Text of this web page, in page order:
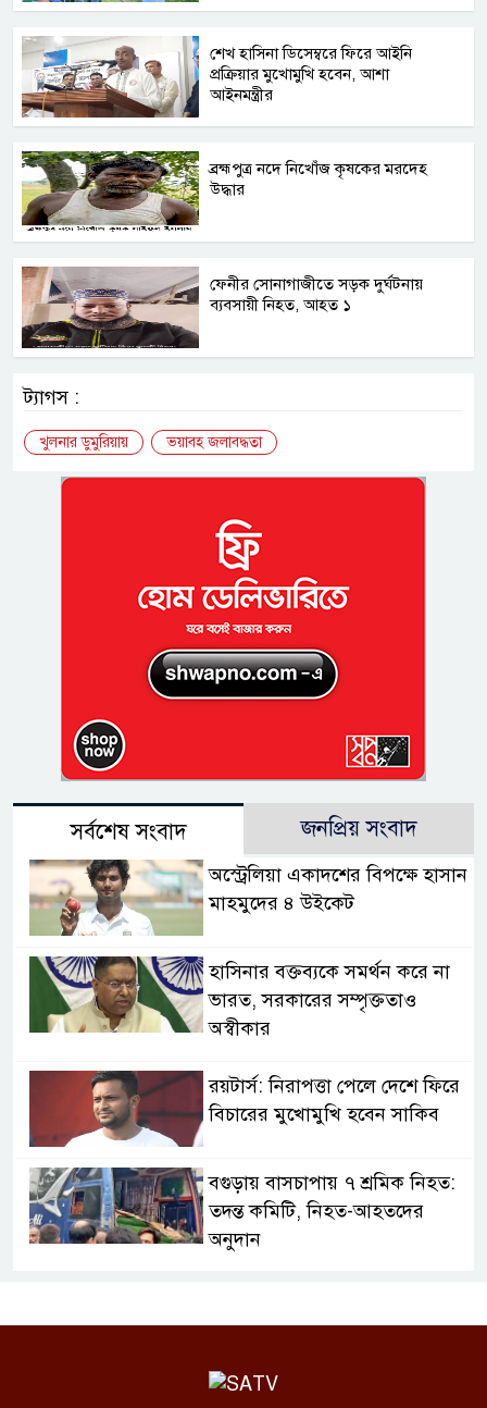
শেখ হাসিনা ডিসেম্বরে ফিরে আইনি
প্রক্রিয়ার মুখোমুখি হবেন, আশা
আইনমন্ত্রীর
ব্রহ্মপুত্র নদে নিখোঁজ কৃষকের মরদেহ
উদ্ধার
ফেনীর সোনাগাজীতে সড়ক দুর্ঘটনায়
ব্যবসায়ী নিহত, আহত ১
ট্যাগস :
খুলনার ডুমুরিয়ায় ভয়াবহ জলাবদ্ধতা
সর্বশেষ সংবাদ জনপ্রিয় সংবাদ
অস্ট্রেলিয়া একাদশের বিপক্ষে হাসান
মাহমুদের ৪ উইকেট
হাসিনার বক্তব্যকে সমর্থন করে না
ভারত, সরকারের সম্পৃক্ততাও
অস্বীকার
রয়টার্স: নিরাপত্তা পেলে দেশে ফিরে
বিচারের মুখোমুখি হবেন সাকিব
বগুড়ায় বাসচাপায় ৭ শ্রমিক নিহত:
তদন্ত কমিটি, নিহত-আহতদের
অনুদান
সরকারের গড়িমসির অভিযোগ